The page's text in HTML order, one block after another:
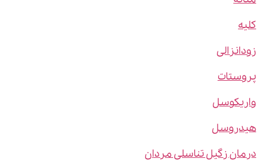
زگیل تناسلی مردان